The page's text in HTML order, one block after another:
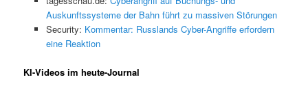
Auskunftssysteme der Bahn führt zu massiven Störungen
Security: Kommentar: Russlands Cyber-Angriffe erfordern
eine Reaktion
KI-Videos im heute-Journal